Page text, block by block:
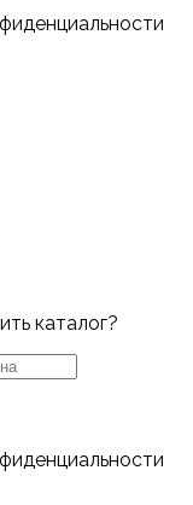
каталог?